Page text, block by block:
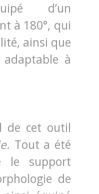
d’un
à 180°, qui
ainsi que
adaptable à
de cet outil
. Tout a été
le support
de